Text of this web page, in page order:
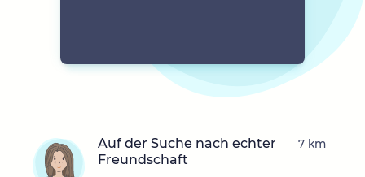
Auf der Suche nach echter
Freundschaft
7 km